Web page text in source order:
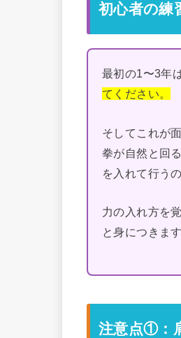
初心者の練
最初の1〜3年
てください。
そしてこれが
拳が自然と回
を入れて行う
力の入れ方を
と身につきます
注意点①：